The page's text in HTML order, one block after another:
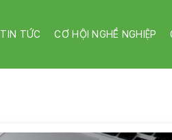
TIN TỨC CƠ HỘI NGHỀ NGHIỆP